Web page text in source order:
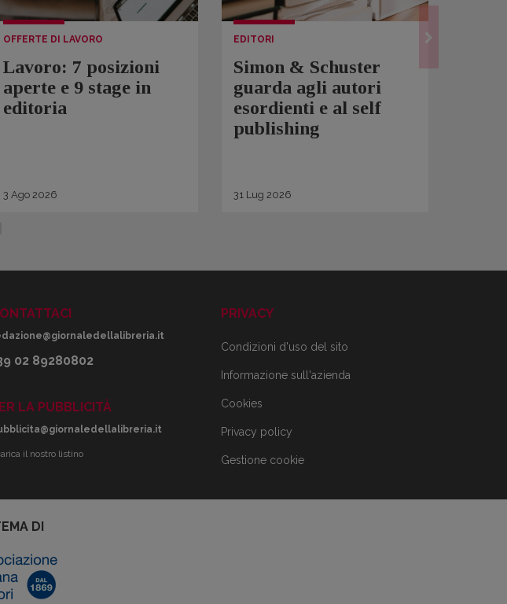
OFFERTE DI LAVORO
Lavoro: 7 posizioni
aperte e 9 stage in
editoria
3 Ago 2026
EDITORI
Simon & Schuster
guarda agli autori
esordienti e al self
publishing
31 Lug 2026
02 89280802
LA PUBBLICITÀ
il nostro listino
PRIVACY
Condizioni d'uso del sito
Informazione sull'azienda
Cookies
Privacy policy
Gestione cookie
DI